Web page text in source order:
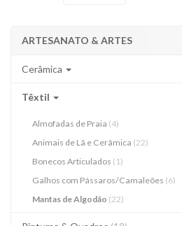
ARTESANATO & ARTES
Cerâmica
Têxtil
Almofadas de Praia (4)
Animais de Lã e Cerâmica (22)
Bonecos Articulados (1)
Galhos com Pássaros/Camaleões (6)
Mantas de Algodão (22)